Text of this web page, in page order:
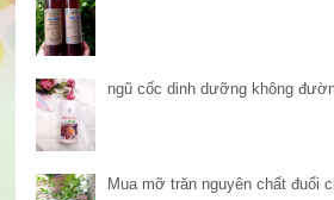
ngũ cốc dinh dưỡng không
Mua mỡ trăn nguyên chất đuổi